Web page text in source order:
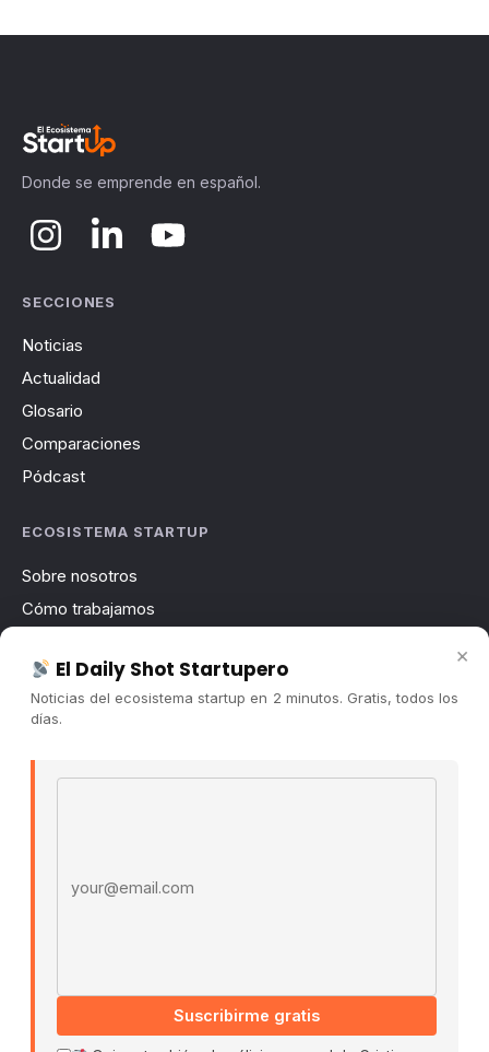
Donde se emprende en español.
SECCIONES
Noticias
Actualidad
Glosario
Comparaciones
Pódcast
ECOSISTEMA STARTUP
Sobre nosotros
Cómo trabajamos
Contacto
Publicidad
Políticas De Privacidad · Términos De Uso
×
El Daily Shot Startupero
Noticias del ecosistema startup en 2 minutos. Gratis, todos los
días.
Suscribirme gratis